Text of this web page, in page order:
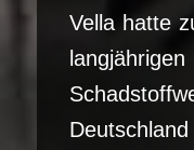
Vella hatte